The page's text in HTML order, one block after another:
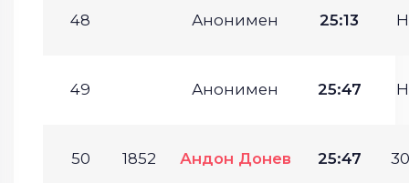
48 Анонимен 25:13
49 Анонимен 25:47
50 1852 Андон Донев 25:47